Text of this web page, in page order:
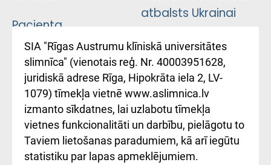
Pacienta
atsauksmju/sūdzību
iesniegšanas
kārtība
Kā pie mums nokļūt
Rēķinu apmaksas
ceļvedis
atbalsts Ukrainai
Підтримка Східної
лікарні та співпраця з
Україною
SIA "Rīgas Austrumu klīniskā universitātes
slimnīca" (vienotais reģ. Nr. 40003951628,
juridiskā adrese Rīga, Hipokrāta iela 2, LV-
1079) tīmekļa vietnē www.aslimnica.lv
izmanto sīkdatnes, lai uzlabotu tīmekļa
vietnes funkcionalitāti un darbību, pielāgotu to
Taviem lietošanas paradumiem, kā arī iegūtu
statistiku par lapas apmeklējumiem.